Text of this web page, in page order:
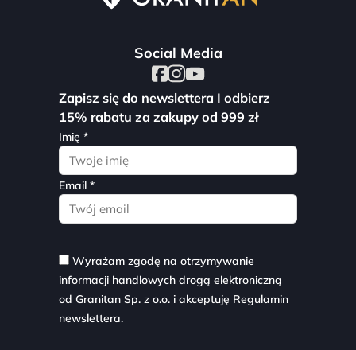
Social Media
Zapisz się do newslettera I odbierz
15% rabatu za zakupy od 999 zł
Imię *
Email *
Wyrażam zgodę na otrzymywanie
informacji handlowych drogą elektroniczną
od Granitan Sp. z o.o. i akceptuję Regulamin
newslettera.